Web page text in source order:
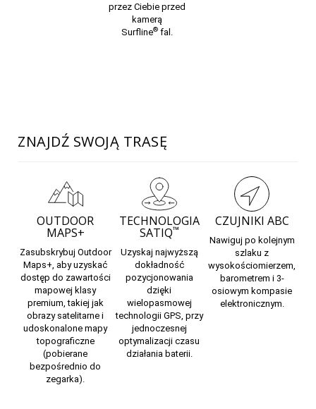
przez Ciebie przed
kamerą
Surfline® fal.
ZNAJDŹ SWOJĄ TRASĘ
OUTDOOR
MAPS+
Zasubskrybuj Outdoor
Maps+, aby uzyskać
dostęp do zawartości
mapowej klasy
premium, takiej jak
obrazy satelitarne i
udoskonalone mapy
topograficzne
(pobierane
bezpośrednio do
zegarka).
TECHNOLOGIA
SATIQ™
Uzyskaj najwyższą
dokładność
pozycjonowania
dzięki
wielopasmowej
technologii GPS, przy
jednoczesnej
optymalizacji czasu
działania baterii.
CZUJNIKI ABC
Nawiguj po kolejnym
szlaku z
wysokościomierzem,
barometrem i 3-
osiowym kompasie
elektronicznym.